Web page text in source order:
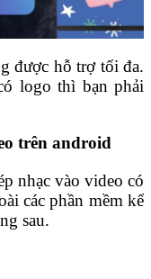
được hỗ trợ tối đa.
logo thì bạn phải
trên android
nhạc vào video có
các phần mềm kể
sau.